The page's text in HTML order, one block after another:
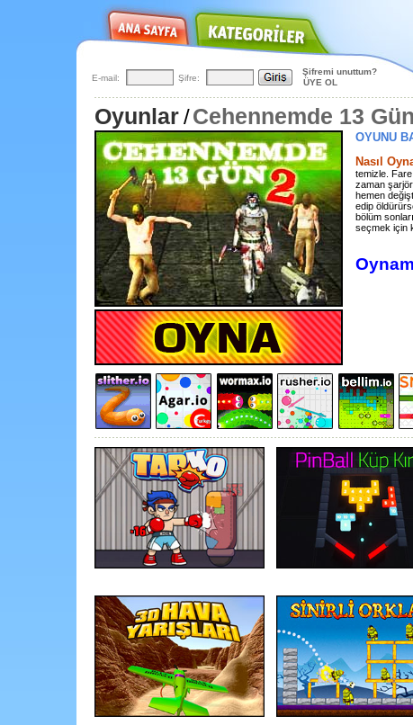
E-mail: Şifre: ÜYE OL
Şifremi unuttum?
Oyunlar/Cehennemde 13
OYUNU
Nasıl
temizle.
zaman
hemen
edip
bölüm
seçmek için